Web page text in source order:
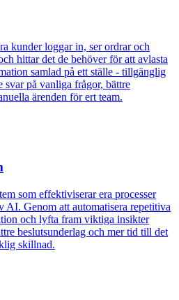
kunder loggar in, ser ordrar och
hittar det de behöver för att avlasta
samlad på ett ställe - tillgänglig
svar på vanliga frågor, bättre
ärenden för ert team.
som effektiviserar era processer
AI. Genom att automatisera repetitiva
och lyfta fram viktiga insikter
beslutsunderlag och mer tid till det
skillnad.